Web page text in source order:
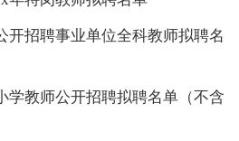
开招聘事业单位全科教师拟聘名
学教师公开招聘拟聘名单（不含